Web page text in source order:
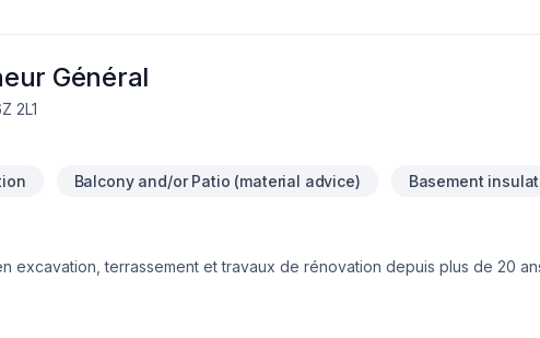
Général
2L1
Balcony and/or Patio (material advice) Basement
excavation, terrassement et travaux de rénovation depuis plus de 20
pierres naturelles(retenir talus, protection contre l'érosion